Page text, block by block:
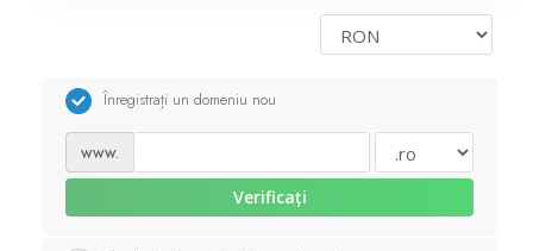
Licente cPanel WHM
Licente WHMCS
Înregistrați un domeniu nou
www.
Verificați